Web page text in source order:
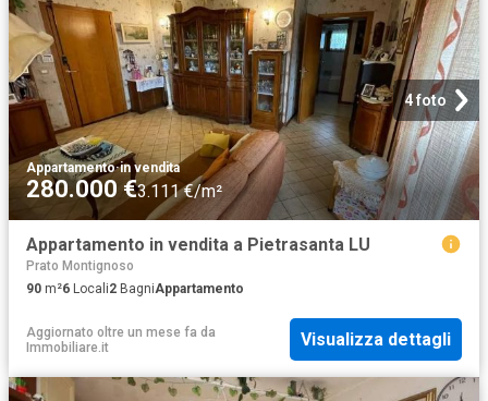
4 foto
Appartamento·in vendita
280.000 €3.111 €/m²
Appartamento in vendita a Pietrasanta LU
Prato Montignoso
90 m²6 Locali2 BagniAppartamento
Aggiornato oltre un mese fa da
Immobiliare.it
Visualizza dettagli